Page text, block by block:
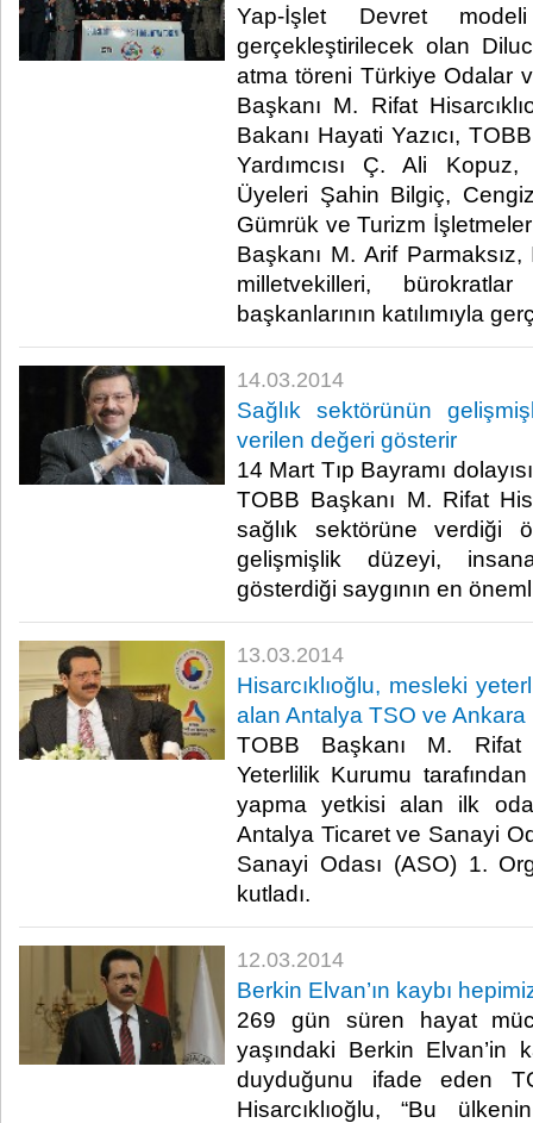
Yap-İşlet Devret
gerçekleştirilecek olan
atma töreni Türkiye Odalar
Başkanı M. Rifat
Bakanı Hayati Yazıcı,
Yardımcısı Ç. Ali
Üyeleri Şahin Bilgiç,
Gümrük ve Turizm
Başkanı M. Arif
milletvekilleri,
başkanlarının katılımıyla
14.03.2014
Sağlık sektörünün
verilen değeri gösterir
14 Mart Tıp Bayramı
TOBB Başkanı M. Rifat
sağlık sektörüne verdiği
gelişmişlik düzeyi,
gösterdiği saygının en
13.03.2014
Hisarcıklıoğlu, mesleki
alan Antalya TSO ve Ankara
TOBB Başkanı M. Rifat
Yeterlilik Kurumu
yapma yetkisi alan ilk
Antalya Ticaret ve Sanayi
Sanayi Odası (ASO) 1.
kutladı.​
12.03.2014
Berkin Elvan’ın kaybı
269 gün süren hayat
yaşındaki Berkin Elvan’in
duyduğunu ifade eden
Hisarcıklıoğlu, “Bu